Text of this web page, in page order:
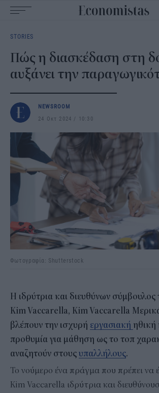
navigation
STORIES
Πώς η διασκέδαση στη
αυξάνει την
NEWSROOM
24 Οκτ 2024
10:30
Φωτογραφία: Shutterstock
Η ιδρύτρια και διευθύνων σύμβουλος
Kim Vaccarella, Kim Vaccarella
βλέπουν την ισχυρή εργασιακή ηθική
προθυμία για μάθηση ως το τοπ
αναζητούν στους υπαλλήλους.
Το νούμερο ένα πράγμα που πρέπει να
Kim Vaccarella ιδρύτρια και